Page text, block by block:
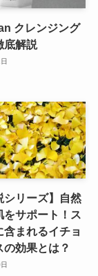
クレンジング
底解説
シリーズ】自然
をサポート！ス
含まれるイチョ
の効果とは？